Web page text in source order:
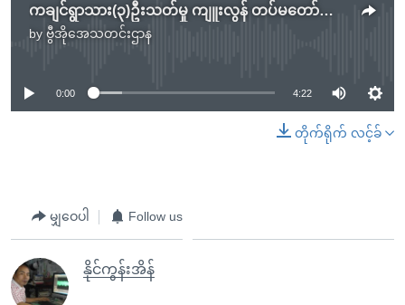
ကချင်ရွာသား(၃)ဦးသတ်မှု ကျူးလွန် တပ်မတော်အရာရှိ စစ်သည်(၆)ဦးကို အရေးယူ
by ဗွီအိုအေသတင်းဌာန
No media source currently available
0:00 4:22
တိုက်ရိုက် လင့်ခ်
မျှဝေပါ Follow us
နိုင်ကွန်းအိန်